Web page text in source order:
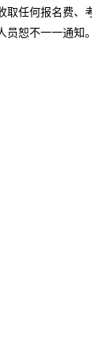
任何报名费、
员恕不一一通